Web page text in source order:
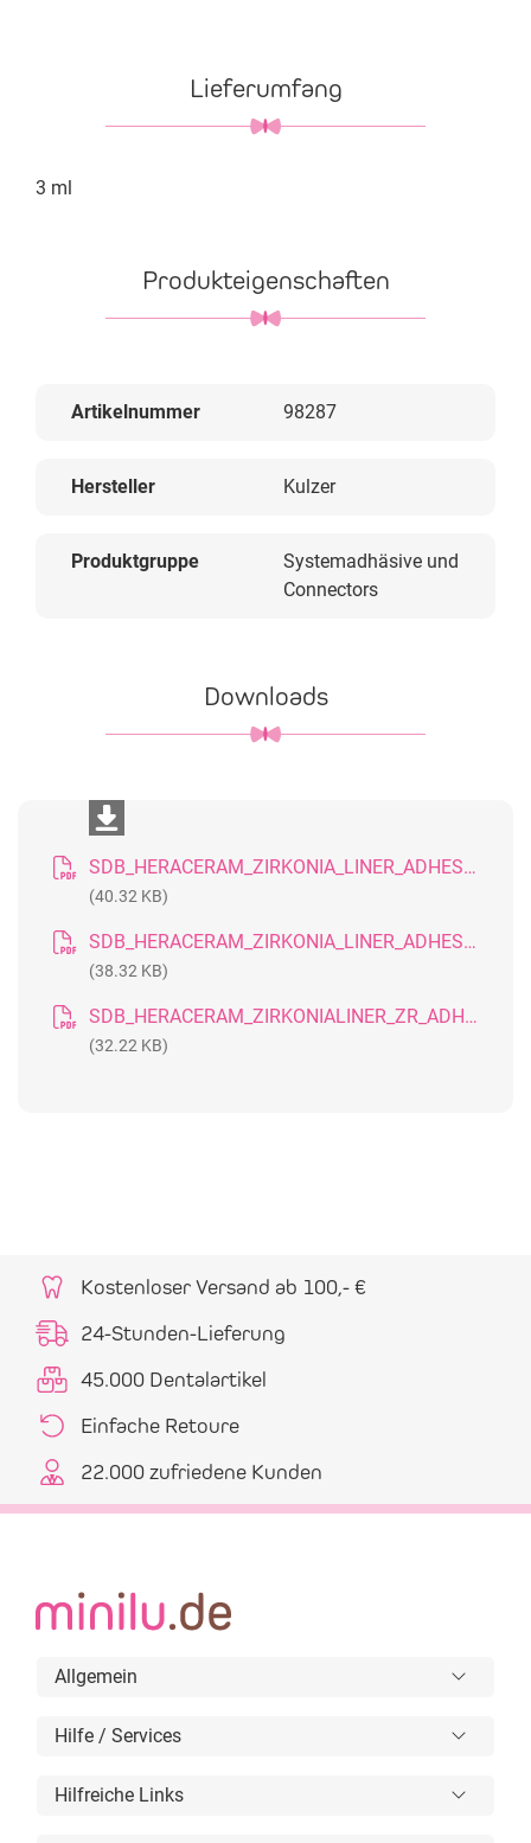
Lieferumfang
3 ml
Produkteigenschaften
Artikelnummer 98287
Hersteller Kulzer
Produktgruppe
Systemadhäsive und
Connectors
Downloads
SDB_HERACERAM_ZIRKONIA_LINER_ADHESIVE_20170603_DE
(40.32 KB)
SDB_HERACERAM_ZIRKONIA_LINER_ADHESIVE_20170603_GB
(38.32 KB)
SDB_HERACERAM_ZIRKONIALINER_ZR_ADHESIVE_20150527_CH_DE
(32.22 KB)
Kostenloser Versand ab 100,- €
24-Stunden-Lieferung
45.000 Dentalartikel
Einfache Retoure
22.000 zufriedene Kunden
Allgemein
Hilfe / Services
Hilfreiche Links